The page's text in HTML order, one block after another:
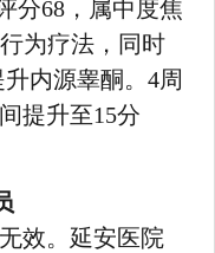
分68，属中度焦
为疗法，同时
内源睾酮。4周
提升至15分
效。延安医院